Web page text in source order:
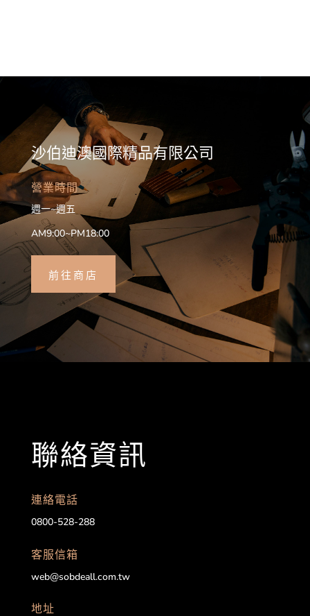
沙伯迪澳國際精品有限公司
營業時間
週一~週五
AM9:00~PM18:00
前往商店
聯絡資訊
連絡電話
0800-528-288
客服信箱
web@sobdeall.com.tw
地址